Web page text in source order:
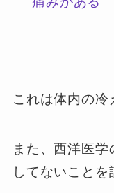
これは体内の冷
また、西洋医
してないことを